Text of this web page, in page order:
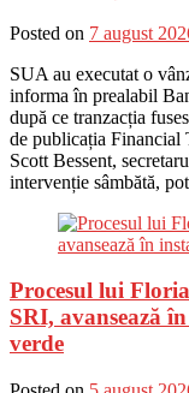
Posted on 7 august
SUA au executat o
informa în prealabil
după ce tranzacția
de publicația Financial
Scott Bessent,
intervenție sâmbătă,
Procesul lui
SRI, avansează
verde